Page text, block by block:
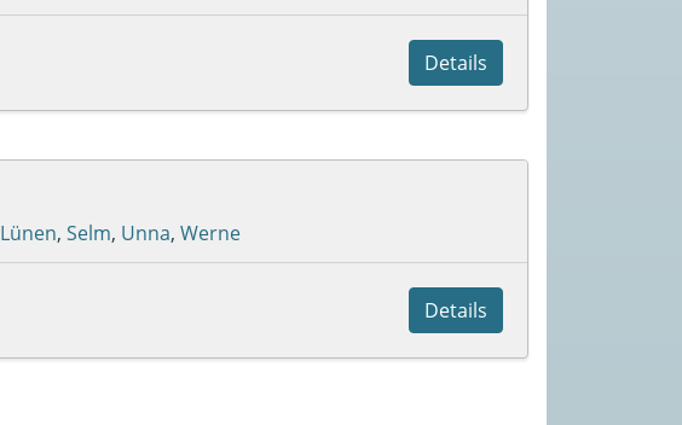
Details
Lünen, Selm, Unna, Werne
Details